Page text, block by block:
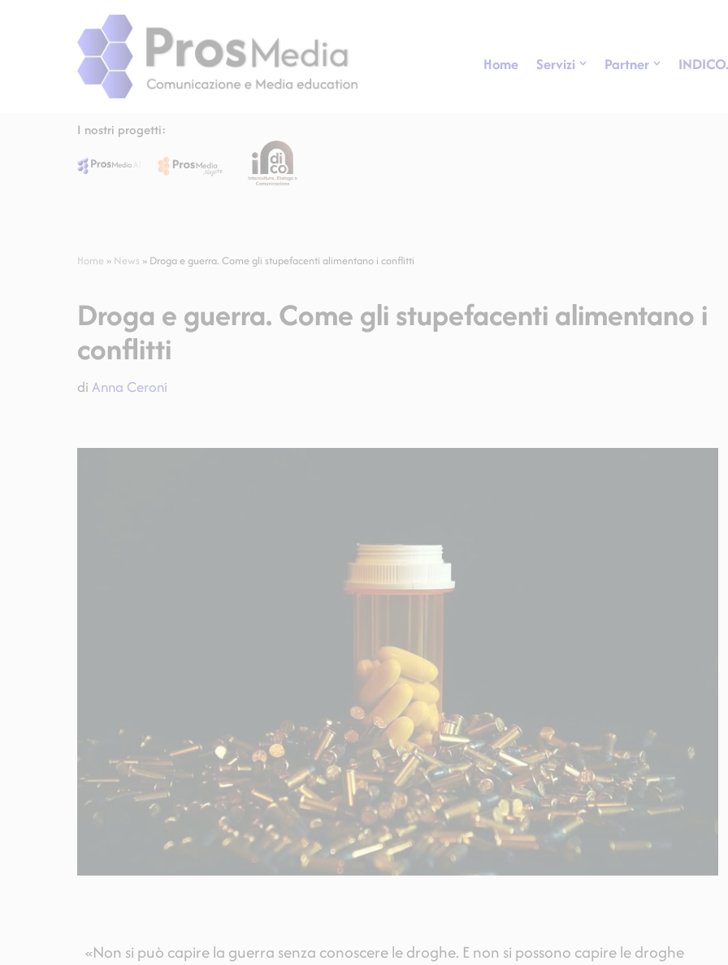
Home Servizi Partner INDICO.
I nostri progetti:
Home » News » Droga e guerra. Come gli stupefacenti alimentano i conflitti
Droga e guerra. Come gli stupefacenti alimentano i
conflitti
di Anna Ceroni
«Non si può capire la guerra senza conoscere le droghe. E non si possono capire le droghe